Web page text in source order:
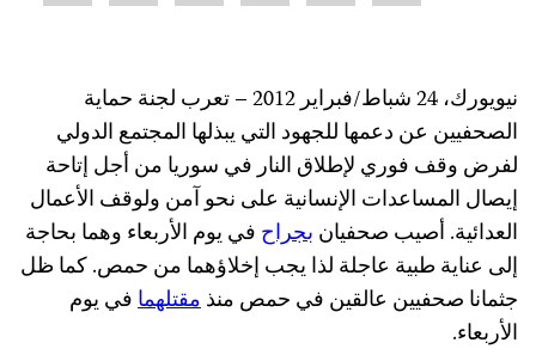
نيويورك، 24 شباط/فبراير 2012 – تعرب لجنة حماية
الصحفيين عن دعمها للجهود التي يبذلها المجتمع الدولي
لفرض وقف فوري لإطلاق النار في سوريا من أجل إتاحة
إيصال المساعدات الإنسانية على نحو آمن ولوقف الأعمال
العدائية. أصيب صحفيان بجراح في يوم الأربعاء وهما بحاجة
إلى عناية طبية عاجلة لذا يجب إخلاؤهما من حمص. كما ظل
جثمانا صحفيين عالقين في حمص منذمقتلهمافي يوم
الأربعاء.